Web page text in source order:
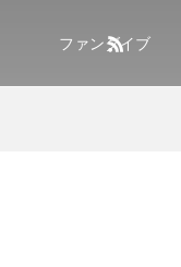
ファンダイブ